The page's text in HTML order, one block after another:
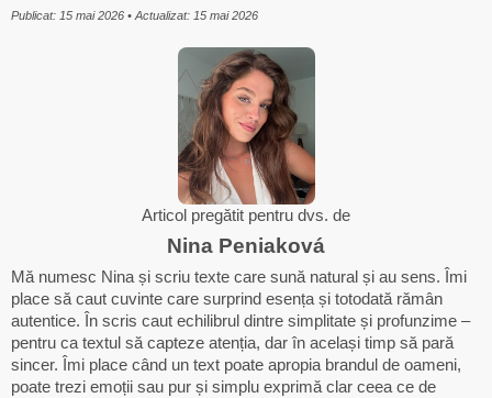
Publicat: 15 mai 2026 • Actualizat: 15 mai 2026
Articol pregătit pentru dvs. de
Nina Peniaková
Mă numesc Nina și scriu texte care sună natural și au sens. Îmi
place să caut cuvinte care surprind esența și totodată rămân
autentice. În scris caut echilibrul dintre simplitate și profunzime –
pentru ca textul să capteze atenția, dar în același timp să pară
sincer. Îmi place când un text poate apropia brandul de oameni,
poate trezi emoții sau pur și simplu exprimă clar ceea ce de